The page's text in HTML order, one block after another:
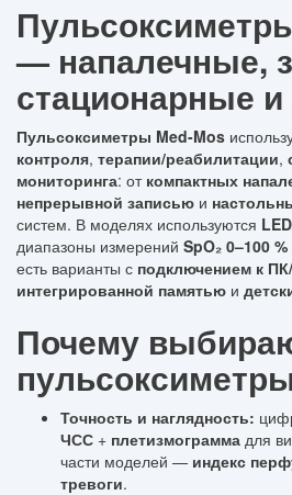
— напалечные,
стационарные и
Пульсоксиметры Med-Mos
контроля, терапии/реабилитации,
мониторинга: от компактных
непрерывной записью и
систем. В моделях используются
диапазоны измерений SpO₂ 0–100 %
есть варианты с подключением к
интегрированной памятью и
Почему
Точность и наглядность:
ЧСС + плетизмограмма для
части моделей — индекс
тревоги.